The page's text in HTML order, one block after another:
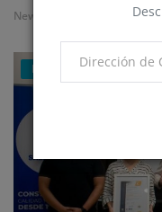
NewsAdmin Octubre 1,
Mercado Inmobiliario